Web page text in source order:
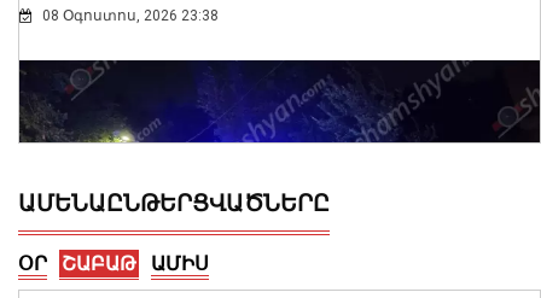
08 Օգոստոս, 2026 23:38
ԱՄԵՆԱԸՆԹԵՐՑՎԱԾՆԵՐԸ
ՕՐ ՇԱԲԱԹ ԱՄԻՍ